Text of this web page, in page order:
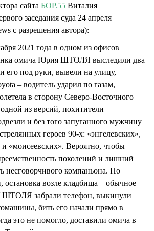
сайта БОР.55 Виталия
заседания суда 24 апреля
с разрешения автора):
2021 года в одном из офисов
омича Юрия ШТОЛЯ выследили два
его под руки, вывели на улицу,
– водитель ударил по газам,
в сторону Северо-Восточного
из версий, похитители
и без того запуганного мужчину
героев 90-х: «энгелевских»,
«моисеевских». Вероятно, чтобы
поколений и лишний
несговорчивого компаньона. По
остановка возле кладбища – обычное
ШТОЛЯ забрали телефон, выкинули
бить его начали прямо в
это не помогло, доставили омича в